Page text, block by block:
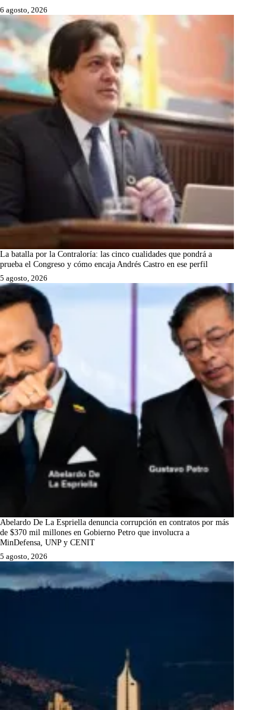
6 agosto, 2026
La batalla por la Contraloría: las cinco cualidades que pondrá a
prueba el Congreso y cómo encaja Andrés Castro en ese perfil
5 agosto, 2026
Abelardo De La Espriella denuncia corrupción en contratos por más
de $370 mil millones en Gobierno Petro que involucra a
MinDefensa, UNP y CENIT
5 agosto, 2026